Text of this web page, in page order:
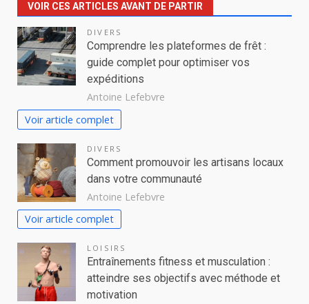
VOIR CES ARTICLES AVANT DE PARTIR
DIVERS
Comprendre les plateformes de frêt :
guide complet pour optimiser vos
expéditions
Antoine Lefebvre
Voir article complet
DIVERS
Comment promouvoir les artisans locaux
dans votre communauté
Antoine Lefebvre
Voir article complet
LOISIRS
Entraînements fitness et musculation :
atteindre ses objectifs avec méthode et
motivation